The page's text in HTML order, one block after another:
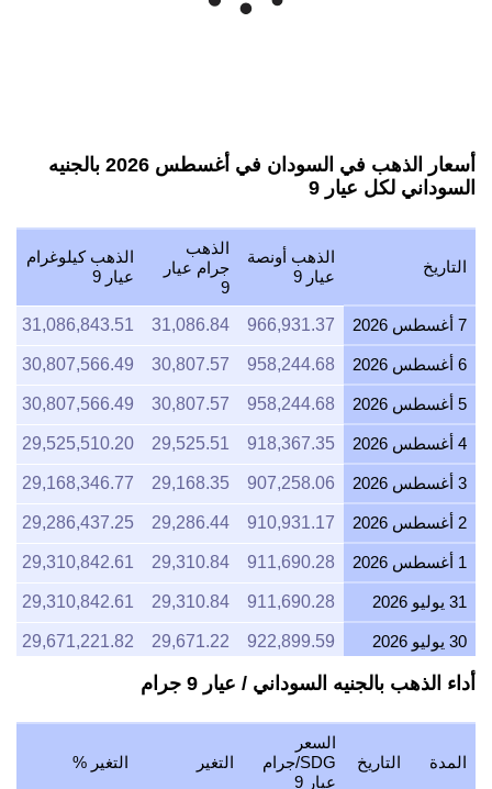
أسعار الذهب في السودان في أغسطس 2026 بالجنيه
السوداني لكل عيار 9
التاريخ
الذهب أونصة
عيار 9
الذهب
جرام عيار
9
الذهب كيلوغرام
عيار 9
7 أغسطس 2026 966,931.37
31,086.84
31,086,843.51
6 أغسطس 2026 958,244.68
30,807.57
30,807,566.49
5 أغسطس 2026 958,244.68
30,807.57
30,807,566.49
4 أغسطس 2026 918,367.35
29,525.51
29,525,510.20
3 أغسطس 2026 907,258.06
29,168.35
29,168,346.77
2 أغسطس 2026 910,931.17
29,286.44
29,286,437.25
1 أغسطس 2026 911,690.28
29,310.84
29,310,842.61
31 يوليو 2026 911,690.28
29,310.84
29,310,842.61
30 يوليو 2026 922,899.59
29,671.22
29,671,221.82
29 يوليو 2026 910,931.17
29,286.44
28 يوليو 2026 908,014.11
29,192.65
29,192,653.73
27 يوليو 2026 919,132.65
29,550.11
29,550,114.80
أداء الذهب بالجنيه السوداني / عيار 9 جرام
المدة التاريخ
السعر
SDG/جرام
عيار 9
التغير التغير %